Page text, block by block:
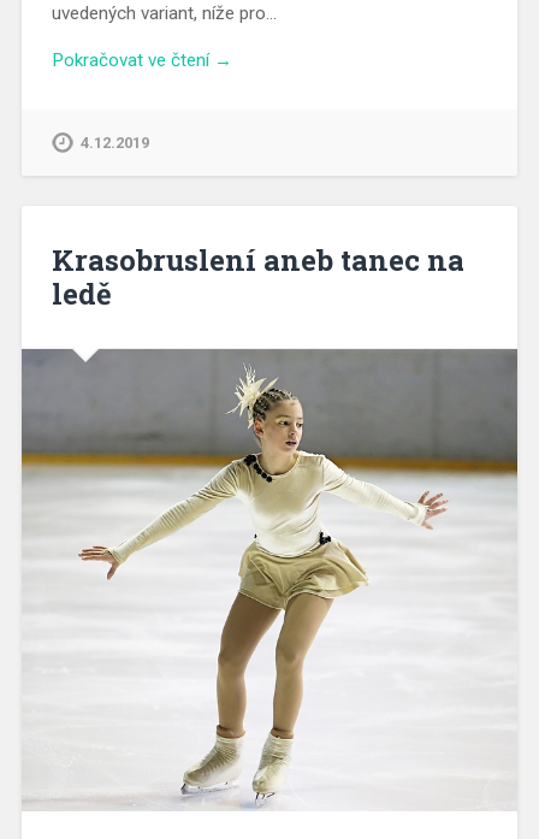
uvedených variant, níže pro…
Pokračovat ve čtení →
4.12.2019
Krasobruslení aneb tanec na
ledě